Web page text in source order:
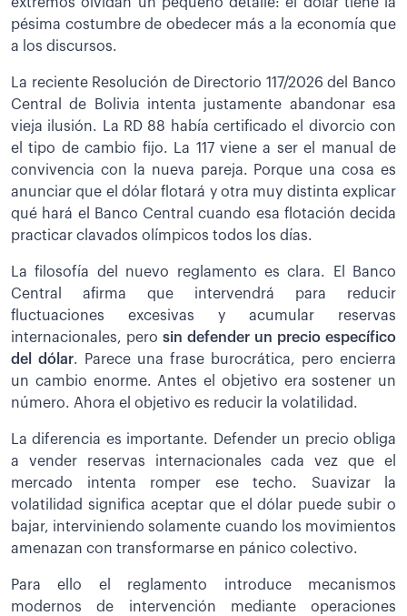
pésima costumbre de obedecer más a la economía que
a los discursos.
La reciente Resolución de Directorio 117/2026 del Banco
Central de Bolivia intenta justamente abandonar esa
vieja ilusión. La RD 88 había certificado el divorcio con
el tipo de cambio fijo. La 117 viene a ser el manual de
convivencia con la nueva pareja. Porque una cosa es
anunciar que el dólar flotará y otra muy distinta explicar
qué hará el Banco Central cuando esa flotación decida
practicar clavados olímpicos todos los días.
La filosofía del nuevo reglamento es clara. El Banco
Central afirma que intervendrá para reducir
fluctuaciones excesivas y acumular reservas
internacionales, pero sin defender un precio específico
del dólar. Parece una frase burocrática, pero encierra
un cambio enorme. Antes el objetivo era sostener un
número. Ahora el objetivo es reducir la volatilidad.
La diferencia es importante. Defender un precio obliga
a vender reservas internacionales cada vez que el
mercado intenta romper ese techo. Suavizar la
volatilidad significa aceptar que el dólar puede subir o
bajar, interviniendo solamente cuando los movimientos
amenazan con transformarse en pánico colectivo.
Para ello el reglamento introduce mecanismos
modernos de intervención mediante operaciones